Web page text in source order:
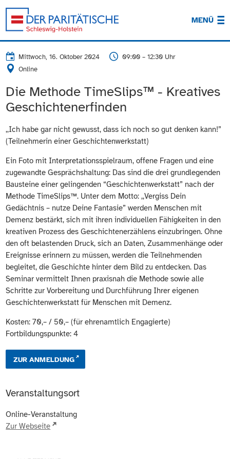
MENÜ
Mittwoch, 16. Oktober 2024
09:00 – 12:30 Uhr
Online
Die Methode TimeSlips™ - Kreatives
Geschichtenerfinden
,,Ich habe gar nicht gewusst, dass ich noch so gut denken kann!”
(Teilnehmerin einer Geschichtenwerkstatt)
Ein Foto mit Interpretationsspielraum, offene Fragen und eine
zugewandte Gesprächshaltung: Das sind die drei grundlegenden
Bausteine einer gelingenden “Geschichtenwerkstatt” nach der
Methode TimeSlips™. Unter dem Motto: ,,Vergiss Dein
Gedächtnis – nutze Deine Fantasie” werden Menschen mit
Demenz bestärkt, sich mit ihren individuellen Fähigkeiten in den
kreativen Prozess des Geschichtenerzählens einzubringen. Ohne
den oft belastenden Druck, sich an Daten, Zusammenhänge oder
Ereignisse erinnern zu müssen, werden die Teilnehmenden
begleitet, die Geschichte hinter dem Bild zu entdecken. Das
Seminar vermittelt Ihnen praxisnah die Methode sowie alle
Schritte zur Vorbereitung und Durchführung Ihrer eigenen
Geschichtenwerkstatt für Menschen mit Demenz.
Kosten: 70,– / 50,– (für ehrenamtlich Engagierte)
Fortbildungspunkte: 4
ZUR ANMELDUNG
Veranstaltungsort
Online-Veranstaltung
Zur Webseite